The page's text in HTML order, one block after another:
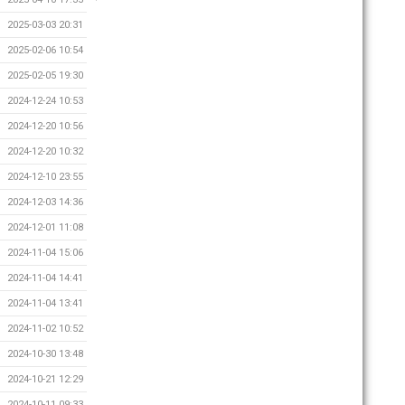
2025-03-03 20:31
2025-02-06 10:54
2025-02-05 19:30
2024-12-24 10:53
2024-12-20 10:56
2024-12-20 10:32
2024-12-10 23:55
2024-12-03 14:36
2024-12-01 11:08
2024-11-04 15:06
2024-11-04 14:41
2024-11-04 13:41
2024-11-02 10:52
2024-10-30 13:48
2024-10-21 12:29